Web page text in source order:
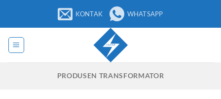
konten
KONTAK WHATSAPP
PRODUSEN TRANSFORMATOR